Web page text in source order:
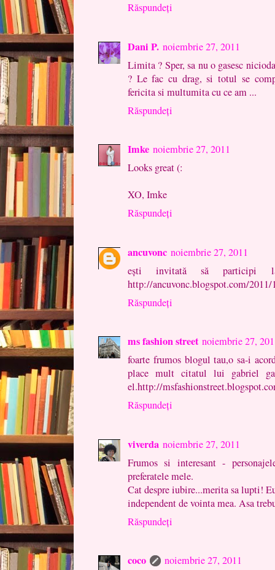
Răspundeți
Dani P. noiembrie 27, 2011
Limita ? Sper, sa nu o gasesc
? Le fac cu drag, si totul se
fericita si multumita cu ce am ...
Răspundeți
Imke noiembrie 27, 2011
Looks great (:
XO, Imke
Răspundeți
ancuvonc noiembrie 27, 2011
ești invitată să participi
http://ancuvonc.blogspot.com/
Răspundeți
ms fashion street noiembrie 27,
foarte frumos blogul tau,o sa-i
place mult citatul lui gabriel
el.http://
Răspundeți
viverda noiembrie 27, 2011
Frumos si interesant -
preferatele mele.
Cat despre iubire...merita sa lupti!
independent de vointa mea. Asa
Răspundeți
coco
noiembrie 27, 2011